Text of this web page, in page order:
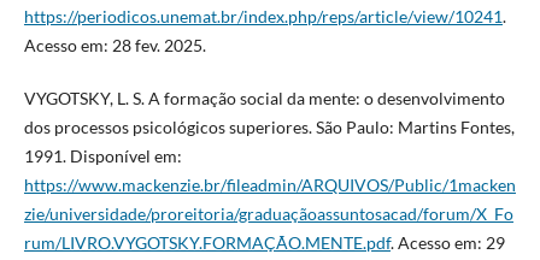
https://periodicos.unemat.br/index.php/reps/article/view/10241.
Acesso em: 28 fev. 2025.
VYGOTSKY, L. S. A formação social da mente: o desenvolvimento
dos processos psicológicos superiores. São Paulo: Martins Fontes,
1991. Disponível em:
https://www.mackenzie.br/fileadmin/ARQUIVOS/Public/1macken
zie/universidade/proreitoria/graduaçãoassuntosacad/forum/X_Fo
rum/LIVRO.VYGOTSKY.FORMAÇÃO.MENTE.pdf. Acesso em: 29